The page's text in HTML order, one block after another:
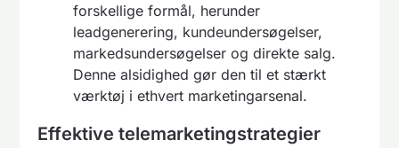
forskellige formål, herunder
leadgenerering, kundeundersøgelser,
markedsundersøgelser og direkte salg.
Denne alsidighed gør den til et stærkt
værktøj i ethvert marketingarsenal.
Effektive telemarketingstrategier